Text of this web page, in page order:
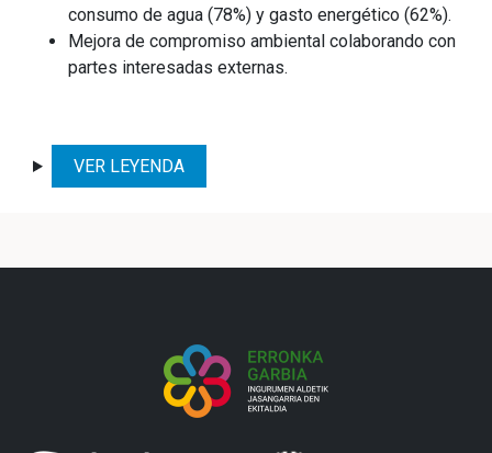
consumo de agua (78%) y gasto energético (62%).
Mejora de compromiso ambiental colaborando con
partes interesadas externas.
VER LEYENDA